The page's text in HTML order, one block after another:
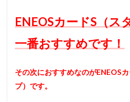
ENEOSカードS（ス
一番おすすめです！
その次におすすめなのがENEOS
プ）です。